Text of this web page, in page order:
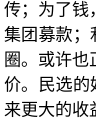
传；为了钱
集团募款；
圈。或许也
价。民选的
来更大的收